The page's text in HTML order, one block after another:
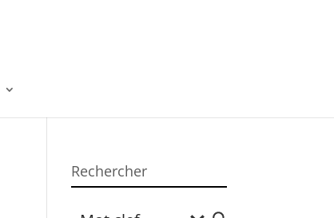
Rechercher